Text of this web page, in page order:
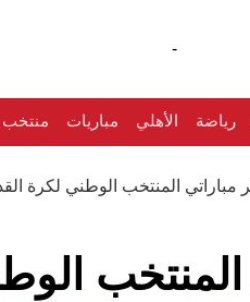
-
رياضة الأهلي مباريات منتخب
مباراتي المنتخب الوطني لكرة
المنتخب